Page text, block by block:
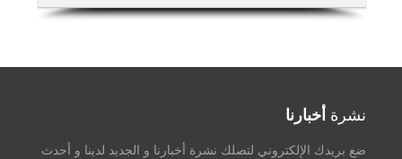
نشرة أخبارنا
ضع بريدك الإلكتروني لتصلك نشرة أخبارنا و الجديد لدينا و أحدث